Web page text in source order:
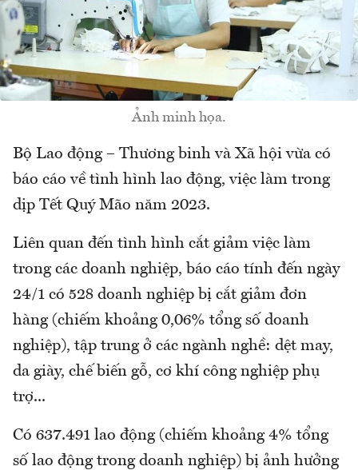
Ảnh minh họa.
Bộ Lao động – Thương binh và Xã hội vừa có
báo cáo về tình hình lao động, việc làm trong
dịp Tết Quý Mão năm 2023.
Liên quan đến tình hình cắt giảm việc làm
trong các doanh nghiệp, báo cáo tính đến ngày
24/1 có 528 doanh nghiệp bị cắt giảm đơn
hàng (chiếm khoảng 0,06% tổng số doanh
nghiệp), tập trung ở các ngành nghề: dệt may,
da giày, chế biến gỗ, cơ khí công nghiệp phụ
trợ...
Có 637.491 lao động (chiếm khoảng 4% tổng
số lao động trong doanh nghiệp) bị ảnh hưởng